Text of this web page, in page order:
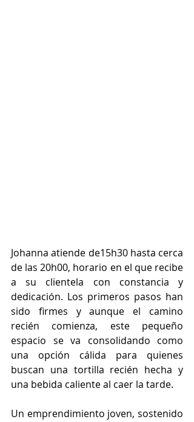
Johanna atiende de15h30 hasta cerca
de las 20h00, horario en el que recibe
a su clientela con constancia y
dedicación. Los primeros pasos han
sido firmes y aunque el camino
recién comienza, este pequeño
espacio se va consolidando como
una opción cálida para quienes
buscan una tortilla recién hecha y
una bebida caliente al caer la tarde.
Un emprendimiento joven, sostenido